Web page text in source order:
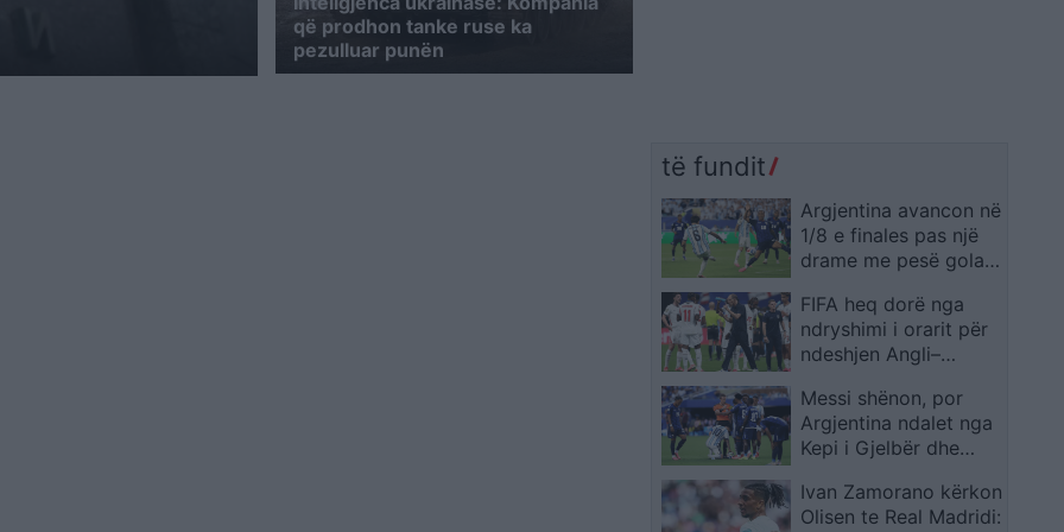
që prodhon tanke ruse ka
pezulluar punën
të fundit
Argjentina avancon në
1/8 e finales pas një
drame me pesë gola,
rrëzon Kepin e Gjelbër
FIFA heq dorë nga
ndryshimi i orarit për
ndeshjen Angli–
Messi shënon, por
Argjentina ndalet nga
Kepi i Gjelbër dhe
Ivan Zamorano kërkon
Olisen te Real Madridi: